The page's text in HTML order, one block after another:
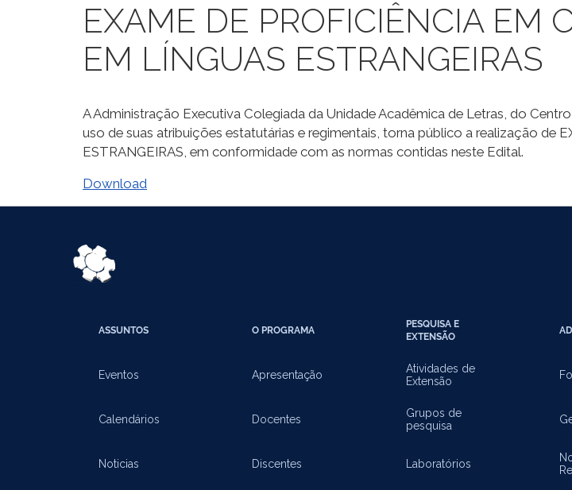
EXAME DE PROFICIÊNCIA EM
EM LÍNGUAS ESTRANGEIRAS
A Administração Executiva Colegiada da Unidade Acadêmica de Letras, do
uso de suas atribuições estatutárias e regimentais, torna público a realização de
ESTRANGEIRAS, em conformidade com as normas contidas neste Edital.
Download
ASSUNTOS
Eventos
Calendários
Noticias
O PROGRAMA
Apresentação
Docentes
Discentes
PESQUISA E
EXTENSÃO
Atividades de
Extensão
Grupos de
pesquisa
Laboratórios